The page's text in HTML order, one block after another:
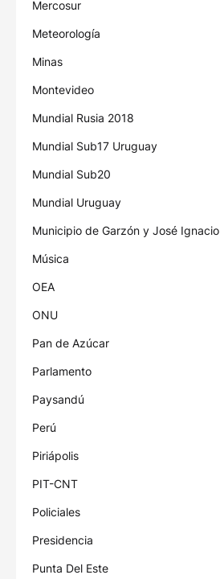
Mercosur
Meteorología
Minas
Montevideo
Mundial Rusia 2018
Mundial Sub17 Uruguay
Mundial Sub20
Mundial Uruguay
Municipio de Garzón y José Ignacio
Música
OEA
ONU
Pan de Azúcar
Parlamento
Paysandú
Perú
Piriápolis
PIT-CNT
Policiales
Presidencia
Punta Del Este